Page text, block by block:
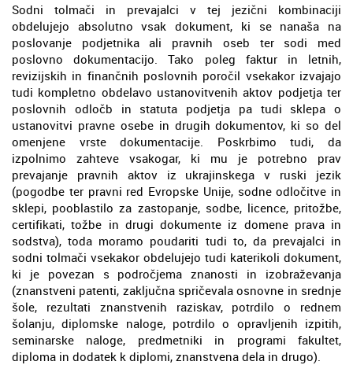
Sodni tolmači in prevajalci v tej jezični kombinaciji
obdelujejo absolutno vsak dokument, ki se nanaša na
poslovanje podjetnika ali pravnih oseb ter sodi med
poslovno dokumentacijo. Tako poleg faktur in letnih,
revizijskih in finančnih poslovnih poročil vsekakor izvajajo
tudi kompletno obdelavo ustanovitvenih aktov podjetja ter
poslovnih odločb in statuta podjetja pa tudi sklepa o
ustanovitvi pravne osebe in drugih dokumentov, ki so del
omenjene vrste dokumentacije. Poskrbimo tudi, da
izpolnimo zahteve vsakogar, ki mu je potrebno prav
prevajanje pravnih aktov iz ukrajinskega v ruski jezik
(pogodbe ter pravni red Evropske Unije, sodne odločitve in
sklepi, pooblastilo za zastopanje, sodbe, licence, pritožbe,
certifikati, tožbe in drugi dokumente iz domene prava in
sodstva), toda moramo poudariti tudi to, da prevajalci in
sodni tolmači vsekakor obdelujejo tudi katerikoli dokument,
ki je povezan s področjema znanosti in izobraževanja
(znanstveni patenti, zaključna spričevala osnovne in srednje
šole, rezultati znanstvenih raziskav, potrdilo o rednem
šolanju, diplomske naloge, potrdilo o opravljenih izpitih,
seminarske naloge, predmetniki in programi fakultet,
diploma in dodatek k diplomi, znanstvena dela in drugo).